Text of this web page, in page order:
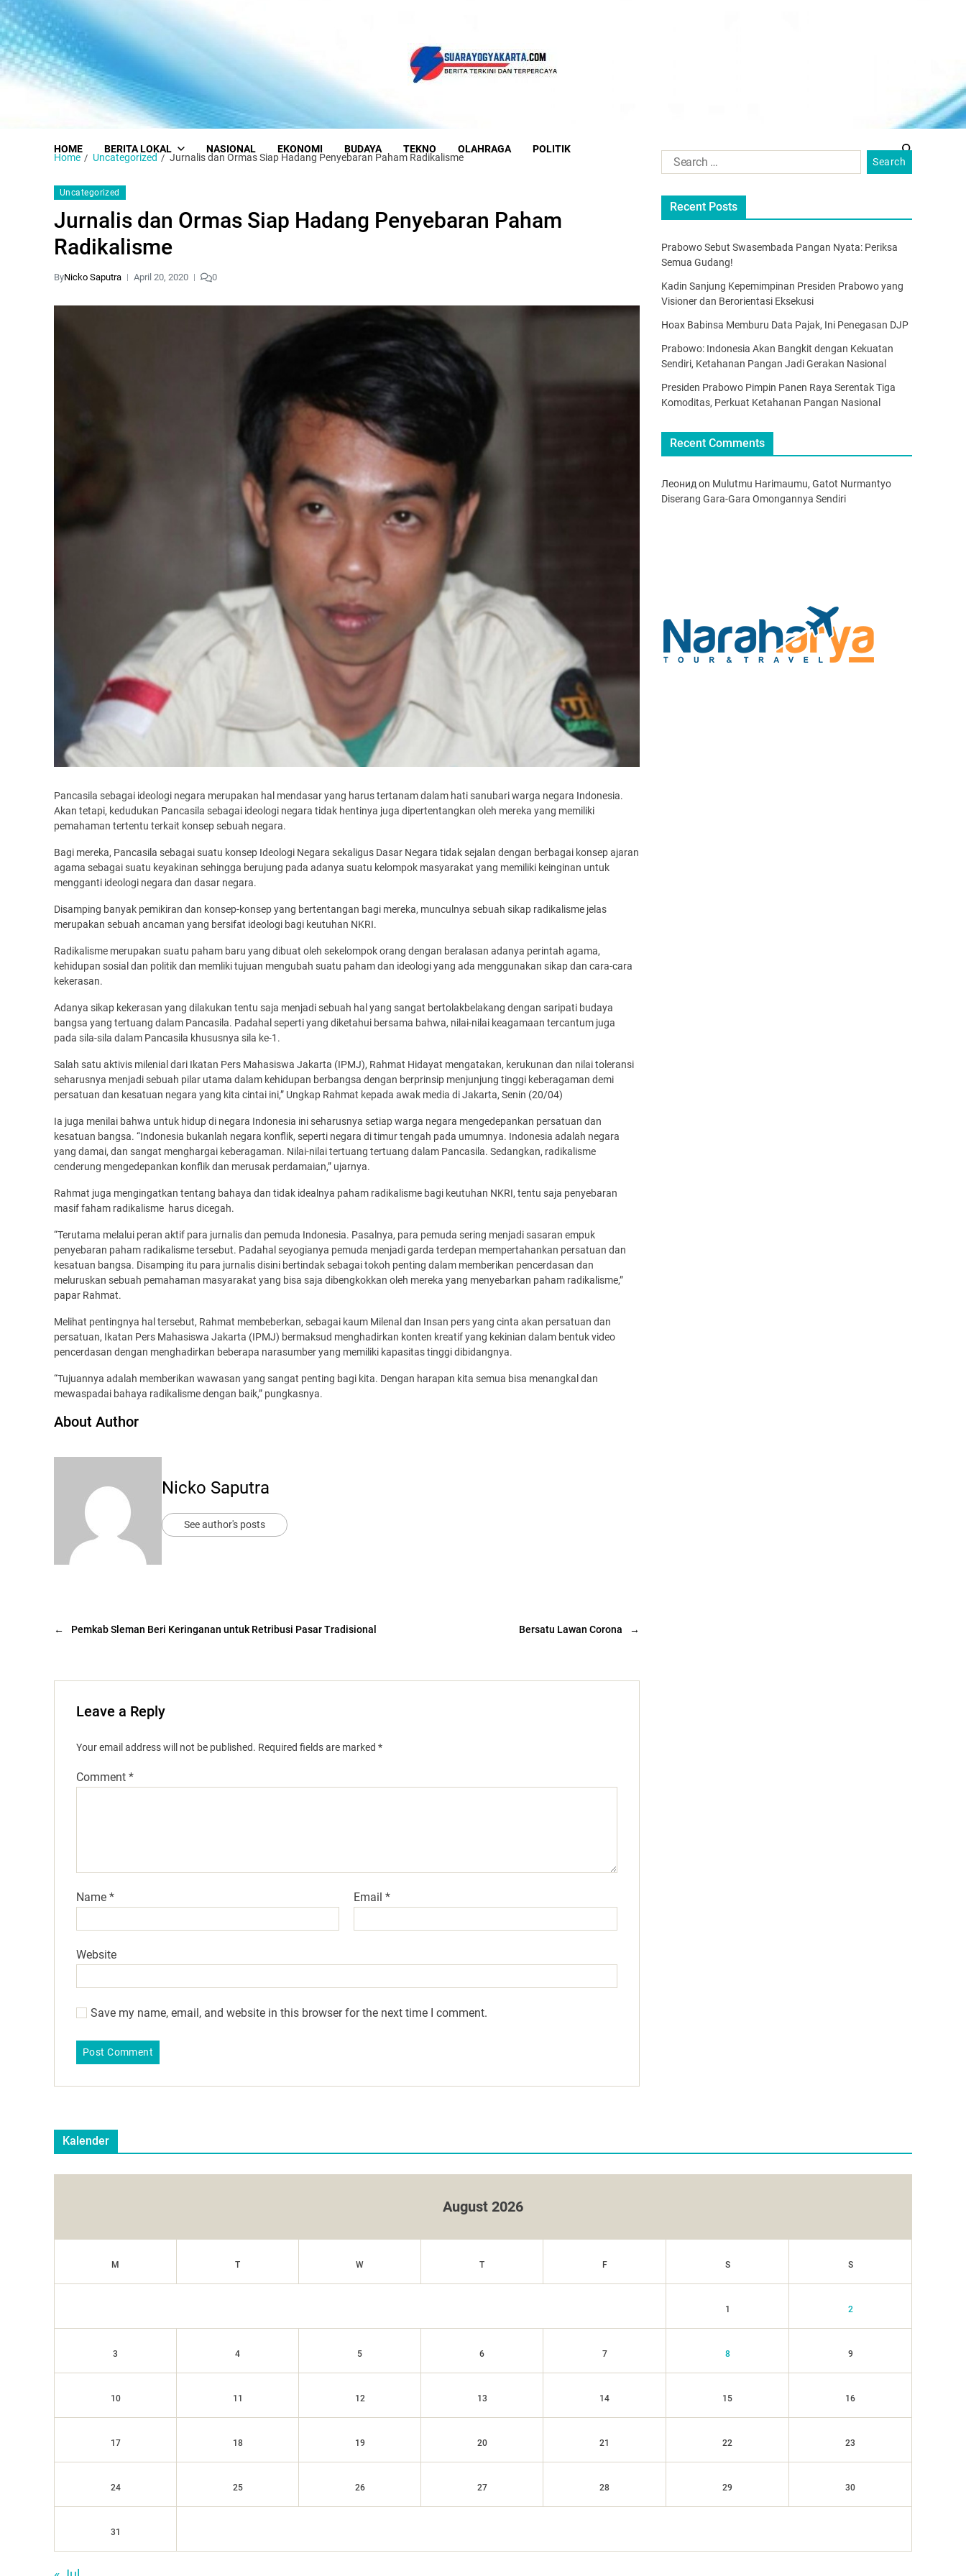
HOME BERITA LOKAL NASIONAL EKONOMI BUDAYA TEKNO OLAHRAGA POLITIK
Home Uncategorized Jurnalis dan Ormas Siap Hadang Penyebaran Paham Radikalisme
Uncategorized
Jurnalis dan Ormas Siap Hadang Penyebaran Paham
Radikalisme
ByNicko Saputra April 20, 2020 0
Pancasila sebagai ideologi negara merupakan hal mendasar yang harus tertanam dalam hati sanubari warga negara Indonesia.
Akan tetapi, kedudukan Pancasila sebagai ideologi negara tidak hentinya juga dipertentangkan oleh mereka yang memiliki
pemahaman tertentu terkait konsep sebuah negara.
Bagi mereka, Pancasila sebagai suatu konsep Ideologi Negara sekaligus Dasar Negara tidak sejalan dengan berbagai konsep ajaran
agama sebagai suatu keyakinan sehingga berujung pada adanya suatu kelompok masyarakat yang memiliki keinginan untuk
mengganti ideologi negara dan dasar negara.
Disamping banyak pemikiran dan konsep-konsep yang bertentangan bagi mereka, munculnya sebuah sikap radikalisme jelas
merupakan sebuah ancaman yang bersifat ideologi bagi keutuhan NKRI.
Radikalisme merupakan suatu paham baru yang dibuat oleh sekelompok orang dengan beralasan adanya perintah agama,
kehidupan sosial dan politik dan memliki tujuan mengubah suatu paham dan ideologi yang ada menggunakan sikap dan cara-cara
kekerasan.
Adanya sikap kekerasan yang dilakukan tentu saja menjadi sebuah hal yang sangat bertolakbelakang dengan saripati budaya
bangsa yang tertuang dalam Pancasila. Padahal seperti yang diketahui bersama bahwa, nilai-nilai keagamaan tercantum juga
pada sila-sila dalam Pancasila khususnya sila ke-1.
Salah satu aktivis milenial dari Ikatan Pers Mahasiswa Jakarta (IPMJ), Rahmat Hidayat mengatakan, kerukunan dan nilai toleransi
seharusnya menjadi sebuah pilar utama dalam kehidupan berbangsa dengan berprinsip menjunjung tinggi keberagaman demi
persatuan dan kesatuan negara yang kita cintai ini,” Ungkap Rahmat kepada awak media di Jakarta, Senin (20/04)
Ia juga menilai bahwa untuk hidup di negara Indonesia ini seharusnya setiap warga negara mengedepankan persatuan dan
kesatuan bangsa. “Indonesia bukanlah negara konflik, seperti negara di timur tengah pada umumnya. Indonesia adalah negara
yang damai, dan sangat menghargai keberagaman. Nilai-nilai tertuang tertuang dalam Pancasila. Sedangkan, radikalisme
cenderung mengedepankan konflik dan merusak perdamaian,” ujarnya.
Rahmat juga mengingatkan tentang bahaya dan tidak idealnya paham radikalisme bagi keutuhan NKRI, tentu saja penyebaran
masif faham radikalisme harus dicegah.
“Terutama melalui peran aktif para jurnalis dan pemuda Indonesia. Pasalnya, para pemuda sering menjadi sasaran empuk
penyebaran paham radikalisme tersebut. Padahal seyogianya pemuda menjadi garda terdepan mempertahankan persatuan dan
kesatuan bangsa. Disamping itu para jurnalis disini bertindak sebagai tokoh penting dalam memberikan pencerdasan dan
meluruskan sebuah pemahaman masyarakat yang bisa saja dibengkokkan oleh mereka yang menyebarkan paham radikalisme,”
papar Rahmat.
Melihat pentingnya hal tersebut, Rahmat membeberkan, sebagai kaum Milenal dan Insan pers yang cinta akan persatuan dan
persatuan, Ikatan Pers Mahasiswa Jakarta (IPMJ) bermaksud menghadirkan konten kreatif yang kekinian dalam bentuk video
pencerdasan dengan menghadirkan beberapa narasumber yang memiliki kapasitas tinggi dibidangnya.
“Tujuannya adalah memberikan wawasan yang sangat penting bagi kita. Dengan harapan kita semua bisa menangkal dan
mewaspadai bahaya radikalisme dengan baik,” pungkasnya.
About Author
Nicko Saputra
See author's posts
← Pemkab Sleman Beri Keringanan untuk Retribusi Pasar Tradisional →
Bersatu Lawan Corona
Leave a Reply
Your email address will not be published. Required fields are marked *
Comment *
Name * Email*
Website
Save my name, email, and website in this browser for the next time I comment.
Recent Posts
Prabowo Sebut Swasembada Pangan Nyata: Periksa
Semua Gudang!
Kadin Sanjung Kepemimpinan Presiden Prabowo yang
Visioner dan Berorientasi Eksekusi
Hoax Babinsa Memburu Data Pajak, Ini Penegasan DJP
Prabowo: Indonesia Akan Bangkit dengan Kekuatan
Sendiri, Ketahanan Pangan Jadi Gerakan Nasional
Presiden Prabowo Pimpin Panen Raya Serentak Tiga
Komoditas, Perkuat Ketahanan Pangan Nasional
Recent Comments
Леонид on Mulutmu Harimaumu, Gatot Nurmantyo
Diserang Gara-Gara Omongannya Sendiri
Kalender
August 2026
M T W T F S S
1 2
3 4 5 6 7 8 9
10 11 12 13 14 15 16
17 18 19 20 21 22 23
24 25 26 27 28 29 30
31